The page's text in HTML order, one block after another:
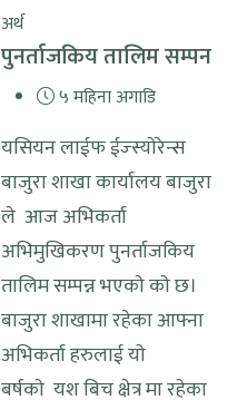
अर्थ
पुनर्ताजकिय तालिम सम्पन
५ महिना अगाडि
यसियन लाईफ ईज्स्याेरेन्स
बाजुरा शाखा कार्यालय बाजुरा
ले आज अभिकर्ता
अभिमुखिकरण पुनर्ताजकिय
तालिम सम्पन्न भएकाे काे छ।
बाजुरा शाखामा रहेका आफ्ना
अभिकर्ता हरुलाई याे
बर्षकाे यश बिच क्षेत्र मा रहेका